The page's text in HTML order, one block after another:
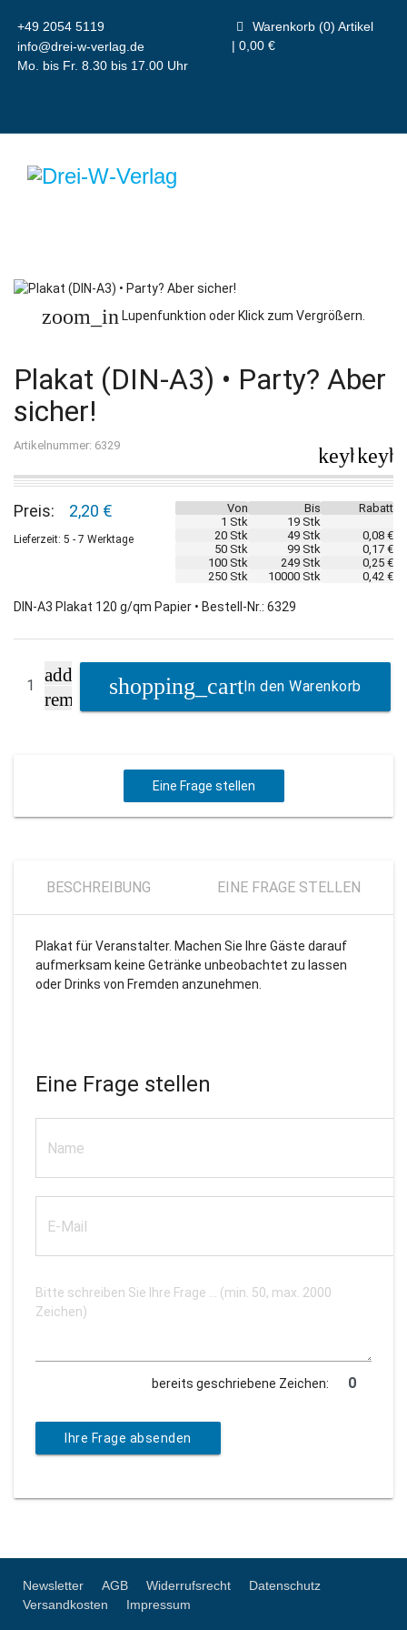
+49 2054 5119
info@drei-w-verlag.de
Mo. bis Fr. 8.30 bis 17.00 Uhr
Warenkorb (0) Artikel
| 0,00 €
zoom_in Lupenfunktion oder Klick zum Vergrößern.
Plakat (DIN-A3) • Party? Aber
sicher!
Artikelnummer: 6329
Von Bis
Rabatt
1 Stk
19 Stk
20 Stk
49 Stk
0,08 €
50 Stk
99 Stk
0,17 €
100 Stk
249 Stk
0,25 €
250 Stk
10000 Stk 0,42 €
Preis: 2,20 €
Lieferzeit: 5 - 7 Werktage
DIN-A3 Plakat 120 g/qm Papier • Bestell-Nr.: 6329
add
remove
In den Warenkorb
Eine Frage stellen
BESCHREIBUNG EINE FRAGE STELLEN
Plakat für Veranstalter. Machen Sie Ihre Gäste darauf
aufmerksam keine Getränke unbeobachtet zu lassen
oder Drinks von Fremden anzunehmen.
Eine Frage stellen
bereits geschriebene Zeichen:
Ihre Frage absenden
Newsletter AGB Widerrufsrecht
Datenschutz
Versandkosten
Impressum